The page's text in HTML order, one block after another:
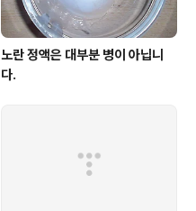
노란 정액은 대부분 병이 아닙니
다.